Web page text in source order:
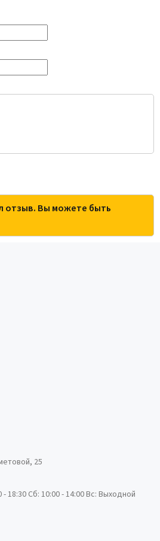
отзыв. Вы можете быть
25
- 18:30 Сб: 10:00 - 14:00 Вс: Выходной